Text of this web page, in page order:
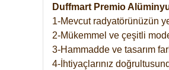
Duffmart Premio
1-Mevcut radyatörünüzün
2-Mükemmel ve çeşitli
3-Hammadde ve tasarım
4-İhtiyaçlarınız